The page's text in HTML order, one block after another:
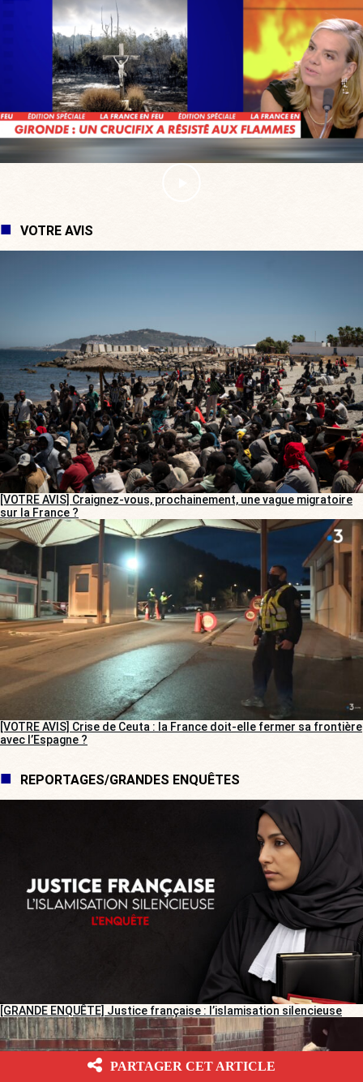
VOTRE AVIS
[VOTRE AVIS] Craignez-vous, prochainement, une vague migratoire
sur la France ?
[VOTRE AVIS] Crise de Ceuta : la France doit-elle fermer sa frontière
avec l’Espagne ?
REPORTAGES/GRANDES ENQUÊTES
[GRANDE ENQUÊTE] Justice française : l’islamisation silencieuse
PARTAGER CET ARTICLE